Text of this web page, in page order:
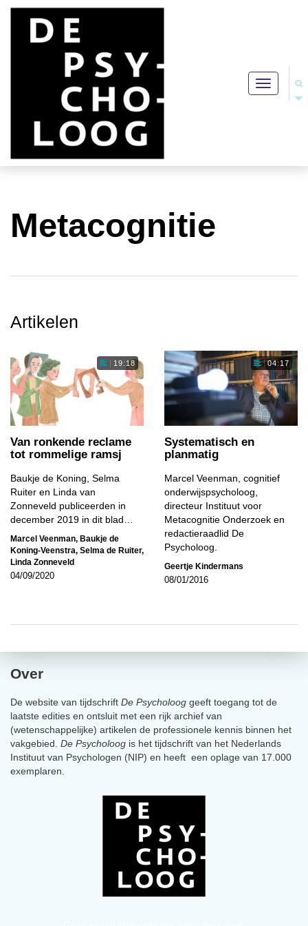
Toggle
navigation
Metacognitie
Artikelen
19:18
Van ronkende reclame
tot rommelige ramsj
Baukje de Koning, Selma
Ruiter en Linda van
Zonneveld publiceerden in
december 2019 in dit blad…
Marcel Veenman, Baukje de
Koning-Veenstra, Selma de Ruiter,
Linda Zonneveld
04/09/2020
04:17
Systematisch en
planmatig
Marcel Veenman, cognitief
onderwijspsycholoog,
directeur Instituut voor
Metacognitie Onderzoek en
redactieraadlid De
Psycholoog.
Geertje Kindermans
08/01/2016
Over
De website van tijdschrift De Psycholoog geeft toegang tot de
laatste edities en ontsluit met een rijk archief van
(wetenschappelijke) artikelen de professionele kennis binnen het
vakgebied. De Psycholoog is het tijdschrift van het Nederlands
Instituut van Psychologen (NIP) en heeft een oplage van 17.000
exemplaren.